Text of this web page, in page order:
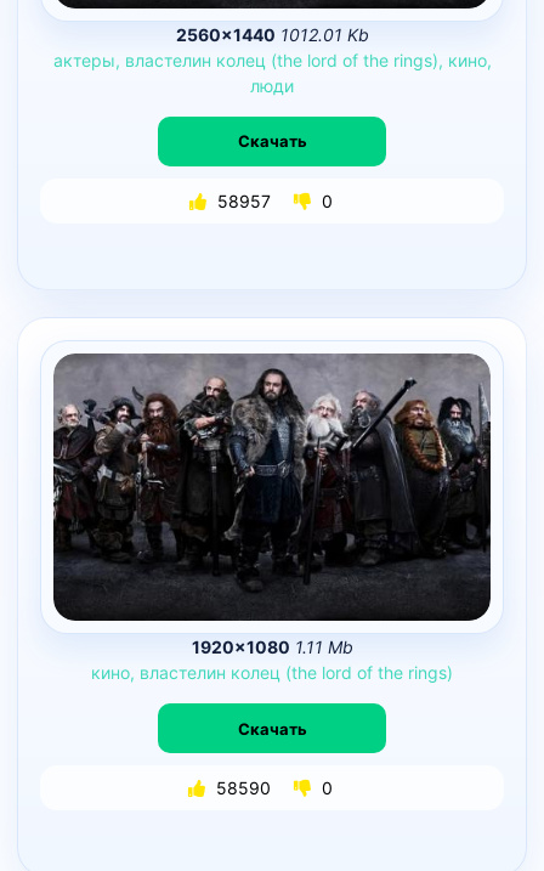
2560×1440 1012.01 Kb
актеры, властелин колец (the lord of the rings), кино,
люди
Скачать
58957 0
1920×1080 1.11 Mb
кино, властелин колец (the lord of the rings)
Скачать
58590 0